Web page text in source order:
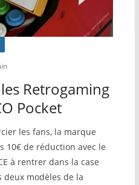
Retrogaming
Pocket
les fans, la marque
10€ de réduction avec le
à rentrer dans la case
deux modèles de la